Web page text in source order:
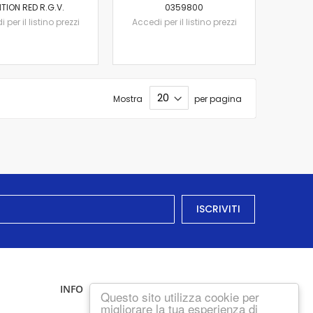
Questo sito utilizza cookie per
migliorare la tua esperienza di
RED R.G.V.
per il listino prezzi
0359800
Accedi per il listino prezzi
Mostra per pagina
ISCRIVITI
INFO